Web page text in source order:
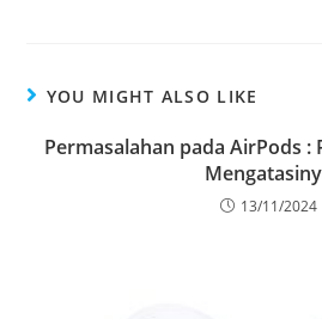
YOU MIGHT ALSO LIKE
Permasalahan pada AirPods :
13/11/2024